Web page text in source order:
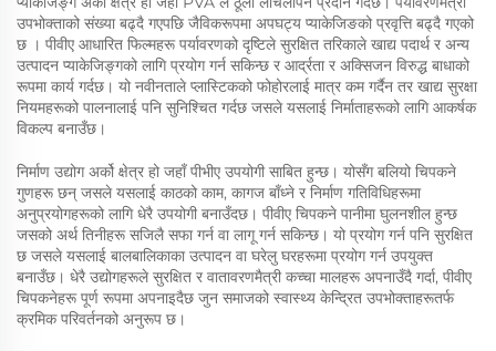
उपभोक्ताको संख्या बढ्दै गएपछि जैविकरूपमा अपघट्य प्याकेजिङको प्रवृत्ति बढ्दै गएको
छ । पीवीए आधारित फिल्महरू पर्यावरणको दृष्टिले सुरक्षित तरिकाले खाद्य पदार्थ र अन्य
उत्पादन प्याकेजिङ्गको लागि प्रयोग गर्न सकिन्छ र आर्द्रता र अक्सिजन विरुद्ध बाधाको
रूपमा कार्य गर्दछ। यो नवीनताले प्लास्टिकको फोहोरलाई मात्र कम गर्दैन तर खाद्य सुरक्षा
नियमहरूको पालनालाई पनि सुनिश्चित गर्दछ जसले यसलाई निर्माताहरूको लागि आकर्षक
विकल्प बनाउँछ।
निर्माण उद्योग अर्को क्षेत्र हो जहाँ पीभीए उपयोगी साबित हुन्छ। योसँग बलियो चिपकने
गुणहरू छन् जसले यसलाई काठको काम, कागज बाँध्ने र निर्माण गतिविधिहरूमा
अनुप्रयोगहरूको लागि धेरै उपयोगी बनाउँदछ। पीवीए चिपकने पानीमा घुलनशील हुन्छ
जसको अर्थ तिनीहरू सजिलै सफा गर्न वा लागू गर्न सकिन्छ। यो प्रयोग गर्न पनि सुरक्षित
छ जसले यसलाई बालबालिकाका उत्पादन वा घरेलु घरहरूमा प्रयोग गर्न उपयुक्त
बनाउँछ। धेरै उद्योगहरूले सुरक्षित र वातावरणमैत्री कच्चा मालहरू अपनाउँदै गर्दा, पीवीए
चिपकनेहरू पूर्ण रूपमा अपनाइदैछ जुन समाजको स्वास्थ्य केन्द्रित उपभोक्ताहरूतर्फ
क्रमिक परिवर्तनको अनुरूप छ।